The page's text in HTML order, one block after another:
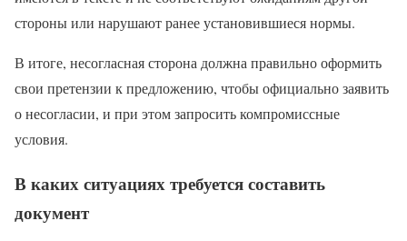
стороны или нарушают ранее установившиеся нормы.
В итоге, несогласная сторона должна правильно оформить
свои претензии к предложению, чтобы официально заявить
о несогласии, и при этом запросить компромиссные
условия.
В каких ситуациях требуется составить
документ